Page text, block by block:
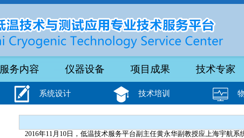
服务内容 仪器设备 项目成果 技术专家
系统设计 技术培训
2016年11月10日，低温技术服务平台副主任黄永华副教授应上海宇航